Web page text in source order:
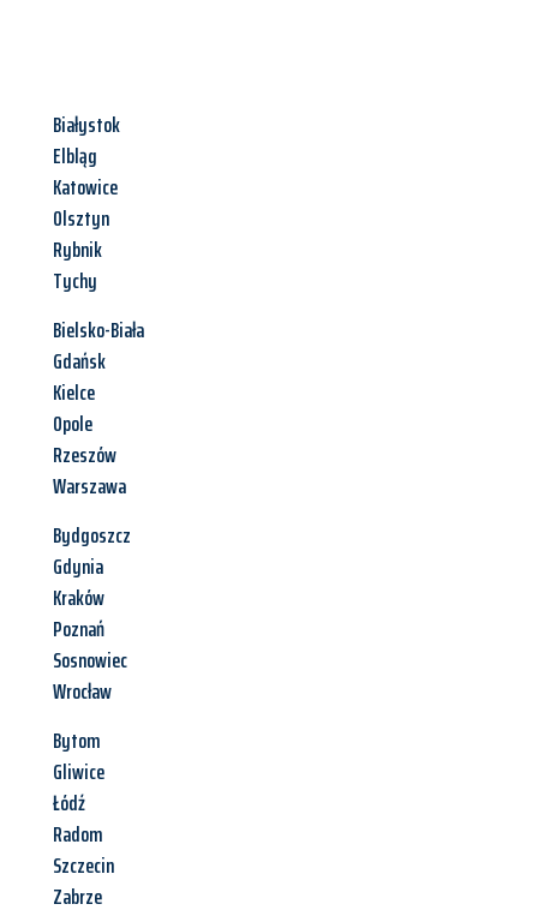
Białystok
Elbląg
Katowice
Olsztyn
Rybnik
Tychy
Bielsko-Biała
Gdańsk
Kielce
Opole
Rzeszów
Warszawa
Bydgoszcz
Gdynia
Kraków
Poznań
Sosnowiec
Wrocław
Bytom
Gliwice
Łódź
Radom
Szczecin
Zabrze